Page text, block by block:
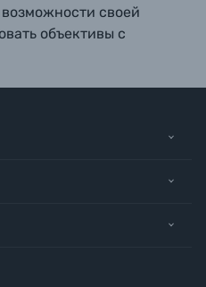
своей
объективы с